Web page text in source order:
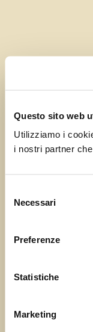
Questo sito web
Utilizziamo i
i nostri partner
delNecessari
Preferenze
Statistiche
Marketing